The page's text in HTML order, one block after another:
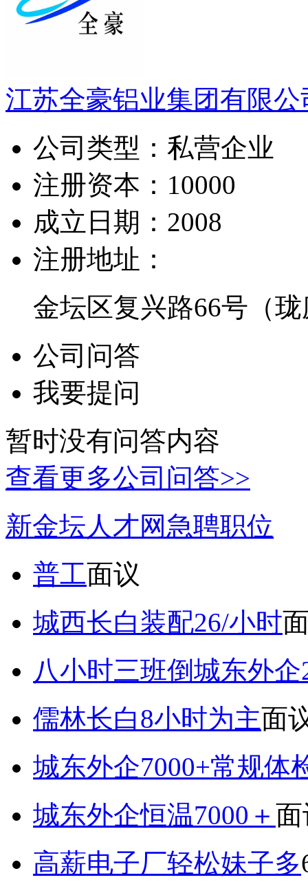
江苏全豪铝业集团有限公
公司类型： 私营企业
注册资本： 10000
成立日期： 2008
注册地址：
金坛区复兴路66号（
公司问答
我要提问
暂时没有问答内容
查看更多公司问答>>
新金坛人才网急聘职位
普工面议
城西长白装配26/小时
八小时三班倒城东外企
儒林长白8小时为主面
城东外企7000+常规体
城东外企恒温7000＋
高薪电子厂轻松妹子多